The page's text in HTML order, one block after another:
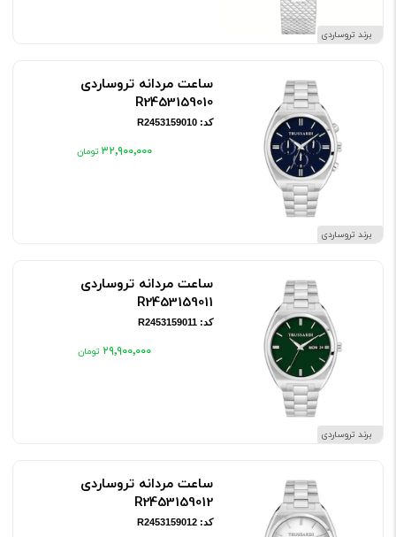
برند تروساردی
برند تروساردی
ساعت مردانه تروساردی
R2453159010
کد: R2453159010
۳۲٬۹۰۰٬۰۰۰
برند تروساردی
ساعت مردانه تروساردی
R2453159011
کد: R2453159011
۲۹٬۹۰۰٬۰۰۰
ساعت مردانه تروساردی
R2453159012
کد: R2453159012